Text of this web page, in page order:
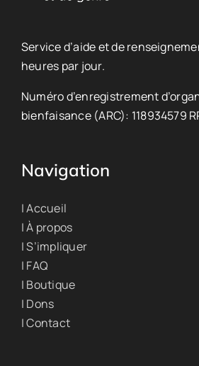
Service d’aide et de
heures par jour.
Numéro d’enregistrement
bienfaisance (ARC): 118934579
Navigation
| Accueil
| À propos
| S’impliquer
| FAQ
| Boutique
| Dons
| Contact